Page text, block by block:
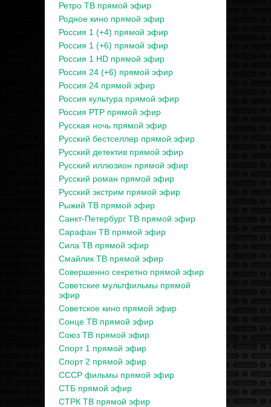
Ретро ТВ прямой эфир
Родное кино прямой эфир
Россия 1 (+4) прямой эфир
Россия 1 (+6) прямой эфир
Россия 1 HD прямой эфир
Россия 24 (+6) прямой эфир
Россия 24 прямой эфир
Россия культура прямой эфир
Россия РТР прямой эфир
Русская ночь прямой эфир
Русский бестселлер прямой эфир
Русский детектив прямой эфир
Русский иллюзион прямой эфир
Русский роман прямой эфир
Русский экстрим прямой эфир
Рыжий ТВ прямой эфир
Санкт-Петербург ТВ прямой эфир
Сарафан ТВ прямой эфир
Сила ТВ прямой эфир
Смайлик ТВ прямой эфир
Совершенно секретно прямой эфир
Советские мультфильмы прямой
эфир
Советское кино прямой эфир
Сонце ТВ прямой эфир
Союз ТВ прямой эфир
Спорт 1 прямой эфир
Спорт 2 прямой эфир
СССР фильмы прямой эфир
СТБ прямой эфир
СТРК ТВ прямой эфир